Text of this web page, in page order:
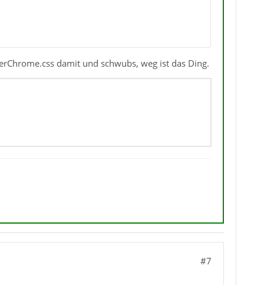
damit und schwubs, weg ist das Ding.
#7